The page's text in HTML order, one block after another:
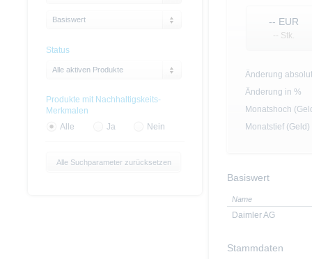
-- EUR
-- Stk.
Änderung absolut
Änderung in %
Monatshoch
Monatstief (Geld)
Basiswert
Name
Daimler AG
Stammdaten
Basiswert
Status
Alle aktiven Produkte
Produkte mit Nachhaltigskeits-
Merkmalen
Alle
Ja Nein
Alle Suchparameter zurücksetzen